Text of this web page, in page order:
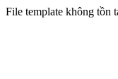
File template không tồn